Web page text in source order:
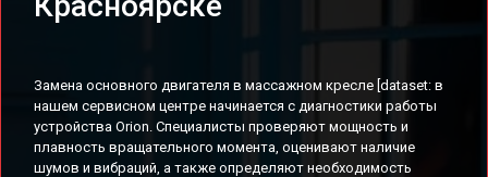
Замена основного двигателя в массажном кресле [dataset: в
нашем сервисном центре начинается с диагностики работы
устройства Orion. Специалисты проверяют мощность и
плавность вращательного момента, оценивают наличие
шумов и вибраций, а также определяют необходимость